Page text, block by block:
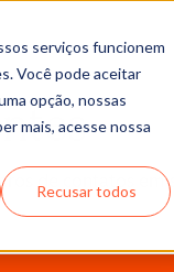
serviços funcionem
Você pode aceitar
opção, nossas
mais, acesse nossa
Recusar todos
de contatos em